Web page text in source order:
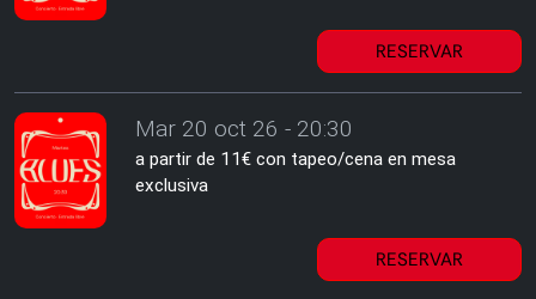
RESERVAR
Mar 20 oct 26 - 20:30
a partir de 11€ con tapeo/cena en mesa
exclusiva
RESERVAR